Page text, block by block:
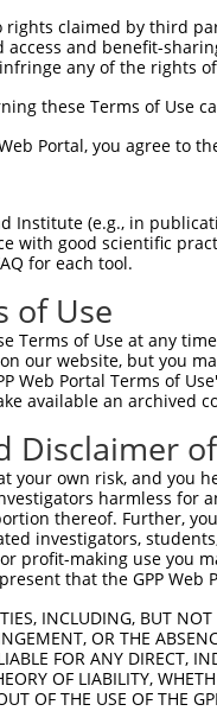
rights claimed by third
and benefit-
any of the rights
these Terms of Use
Portal, you agree to
Institute (e.g., in
with good scientific
for each tool.
of Use
Terms of Use at any
our website, but you
Web Portal Terms of
available an archived
Disclaimer
your own risk, and
harmless for
thereof. Further,
investigators,
making use you
that the GPP
INCLUDING, BUT
OR THE
FOR ANY DIRECT,
OF LIABILITY,
OF THE USE OF THE